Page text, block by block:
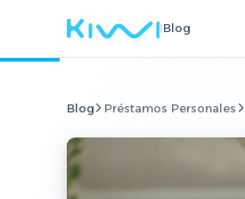
IBlog
Blog Préstamos Personales